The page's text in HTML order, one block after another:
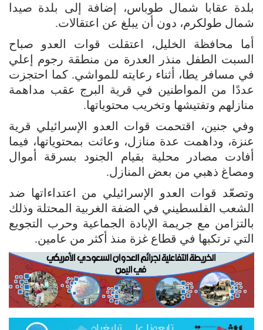
بلدة عقابا شمال طوباس، إضافة إلى بلدة صيدا
شمال طولكرم، دون أن يبلغ عن اعتقالات.
أما محافظة الخليل، اعتقلت قوات العدو صباح
السبت الطفل منذر العدرة من منطقة رجوم إعلي
في مسافر يطا، أثناء رعايته للمواشي. كما احتجزت
عددًا من المواطنين في قرية البرج عقب مداهمة
منازلهم وتفتيشها وتخريب محتوياتها.
وفي جنين، اقتحمت قوات العدو الإسرائيلي قرية
عنزة، وداهمت عدة منازل، وعاثت بمحتوياتها، فيما
أفادت مصادر محلية بقيام الجنود بسرقة أموال
ومصاغ ذهبي من بعض المنازل.
وتصعّد قوات العدو الإسرائيلي من اعتداءاتها ضد
الشعب الفلسطيني في الضفة الغربية المحتلة وذلك
بالتزامن مع جريمة الإبادة الجماعية وحرب التجويع
التي ترتكبها في قطاع غزة منذ أكثر من عامين.